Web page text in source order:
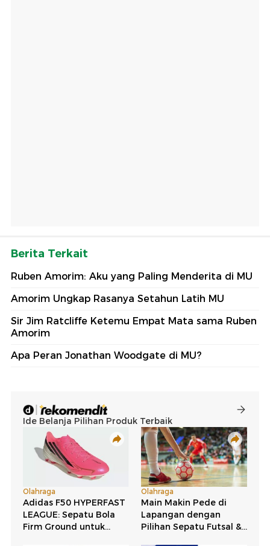
Berita Terkait
Ruben Amorim: Aku yang Paling Menderita di MU
Amorim Ungkap Rasanya Setahun Latih MU
Sir Jim Ratcliffe Ketemu Empat Mata sama Ruben
Amorim
Apa Peran Jonathan Woodgate di MU?